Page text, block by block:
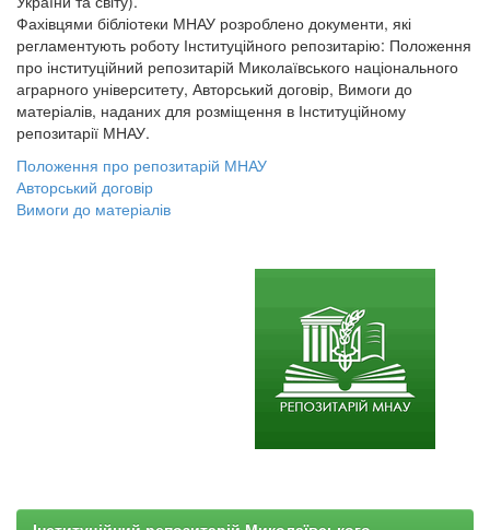
Фахівцями бібліотеки МНАУ розроблено документи, які
регламентують роботу Інституційного репозитарію: Положення
про інституційний репозитарій Миколаївського національного
аграрного університету, Авторський договір, Вимоги до
матеріалів, наданих для розміщення в Інституційному
репозитарії МНАУ.
Положення про репозитарій МНАУ
Авторський договір
Вимоги до матеріалів